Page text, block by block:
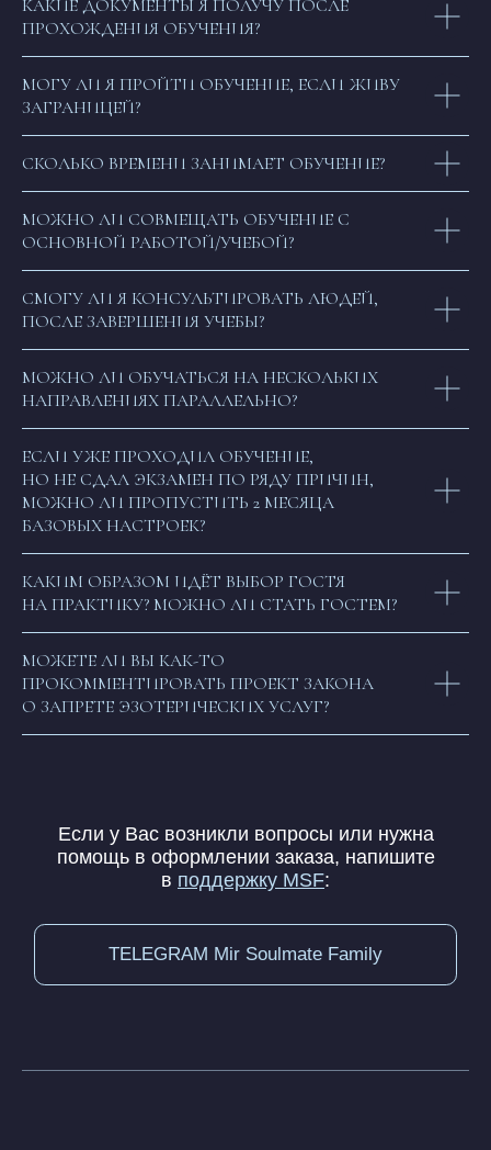
КАКИЕ ДОКУМЕНТЫ Я ПОЛУЧУ ПОСЛЕ
ПРОХОЖДЕНИЯ ОБУЧЕНИЯ?
МОГУ ЛИ Я ПРОЙТИ ОБУЧЕНИЕ, ЕСЛИ ЖИВУ
ЗАГРАНИЦЕЙ?
СКОЛЬКО ВРЕМЕНИ ЗАНИМАЕТ ОБУЧЕНИЕ?
МОЖНО ЛИ СОВМЕЩАТЬ ОБУЧЕНИЕ С
ОСНОВНОЙ РАБОТОЙ/УЧЕБОЙ?
СМОГУ ЛИ Я КОНСУЛЬТИРОВАТЬ ЛЮДЕЙ,
ПОСЛЕ ЗАВЕРШЕНИЯ УЧЕБЫ?
МОЖНО ЛИ ОБУЧАТЬСЯ НА НЕСКОЛЬКИХ
НАПРАВЛЕНИЯХ ПАРАЛЛЕЛЬНО?
ЕСЛИ УЖЕ ПРОХОДИЛ ОБУЧЕНИЕ,
НО НЕ СДАЛ ЭКЗАМЕН ПО РЯДУ ПРИЧИН,
МОЖНО ЛИ ПРОПУСТИТЬ 2 МЕСЯЦА
БАЗОВЫХ НАСТРОЕК?
КАКИМ ОБРАЗОМ ИДЁТ ВЫБОР ГОСТЯ
НА ПРАКТИКУ? МОЖНО ЛИ СТАТЬ ГОСТЕМ?
МОЖЕТЕ ЛИ ВЫ КАК-ТО
ПРОКОММЕНТИРОВАТЬ ПРОЕКТ ЗАКОНА
О ЗАПРЕТЕ ЭЗОТЕРИЧЕСКИХ УСЛУГ?